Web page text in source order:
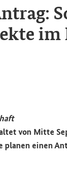
von Mitte
einen